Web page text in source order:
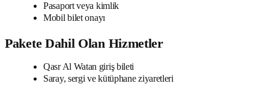
Pasaport veya kimlik
Mobil bilet onayı
Pakete Dahil Olan Hizmetler
Qasr Al Watan giriş bileti
Saray, sergi ve kütüphane ziyaretleri